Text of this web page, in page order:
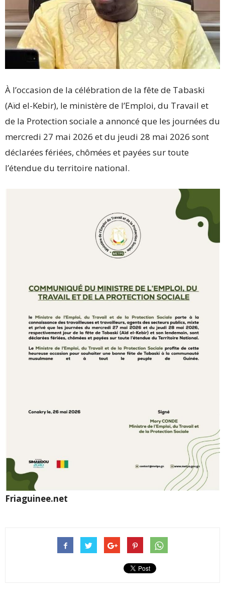
À l’occasion de la célébration de la fête de Tabaski
(Aïd el-Kebir), le ministère de l’Emploi, du Travail et
de la Protection sociale a annoncé que les journées du
mercredi 27 mai 2026 et du jeudi 28 mai 2026 sont
déclarées fériées, chômées et payées sur toute
l’étendue du territoire national.
Friaguinee.net